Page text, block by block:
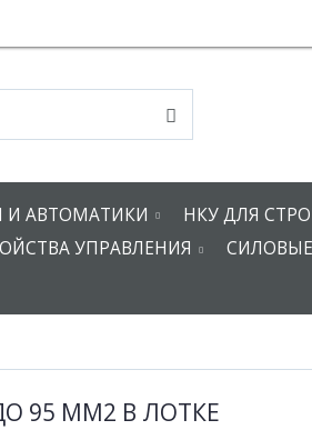
И АВТОМАТИКИ
НКУ ДЛЯ
УПРАВЛЕНИЯ
95 ММ2 В ЛОТКЕ